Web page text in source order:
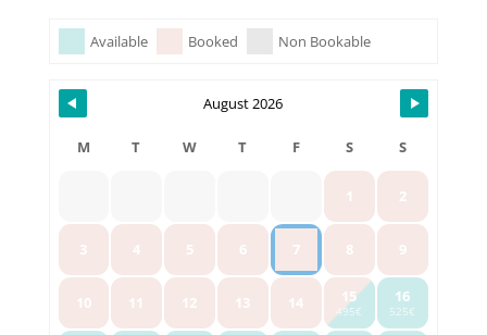
Skip Booking Form
Available Booked Non Bookable
August 2026
M T W T F S S
1 2
3 4 5 6 7 8 9
10 11 12 13 14 15
495€
16
525€